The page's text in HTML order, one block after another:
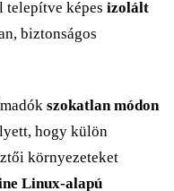
telepítve képes izolált
biztonságos
szokatlan módon
hogy külön
környezeteket
Linux-alapú